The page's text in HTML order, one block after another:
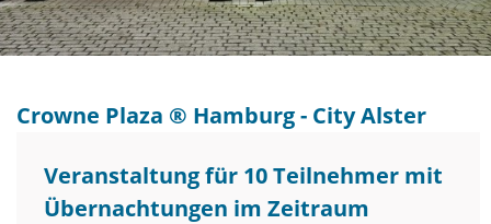
Crowne Plaza ® Hamburg - City Alster
Veranstaltung für 10 Teilnehmer mit
Übernachtungen im Zeitraum